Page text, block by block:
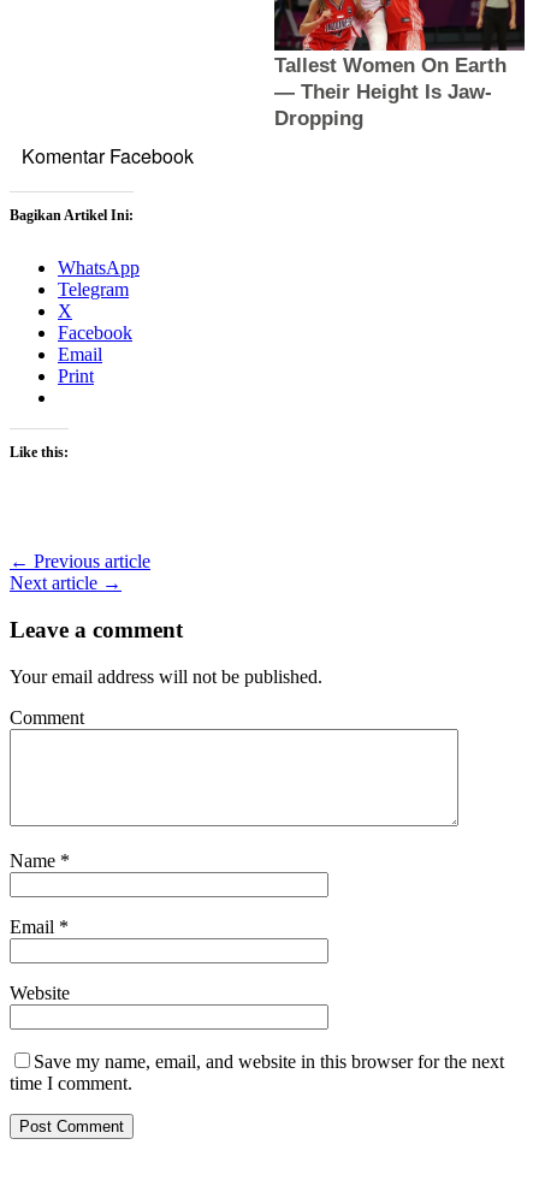
Komentar Facebook
Bagikan Artikel Ini:
WhatsApp
Telegram
X
Facebook
Email
Print
Like this:
← Previous article
Next article →
Leave a comment
Your email address will not be published.
Comment
Name *
Email *
Website
Save my name, email, and website in this browser for the next
time I comment.